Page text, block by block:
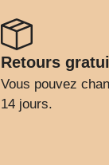
Retours
Vous pouvez
14 jours.